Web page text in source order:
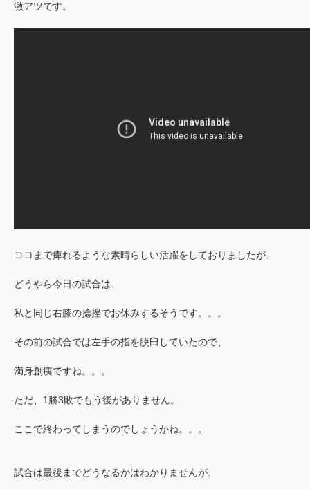
激アツです。
ココまで痺れるような素晴らしい活躍をしておりましたが、
どうやら今日の試合は、
私と同じ右膝の捻挫でお休みするそうです。。。
その前の試合では左手の指を脱臼していたので、
満身創痍ですね。。。
ただ、 1勝3敗でもう後がありません。
ここで終わってしまうのでしょうかね。。。
試合は最後までどうなるかはわかりませんが、